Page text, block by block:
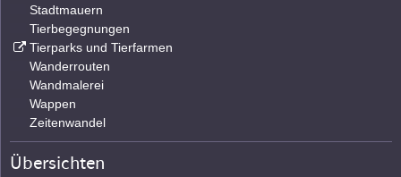
Stadtmauern
Tierbegegnungen
Tierparks und Tierfarmen
Wanderrouten
Wandmalerei
Wappen
Zeitenwandel
Übersichten